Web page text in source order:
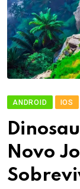
ANDROID IOS
Novo